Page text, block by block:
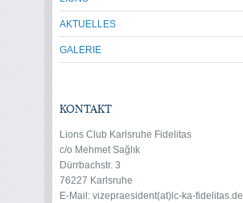
AKTUELLES
GALERIE
KONTAKT
Lions Club Karlsruhe Fidelitas
c/o Mehmet Sağlık
Dürrbachstr. 3
76227 Karlsruhe
E-Mail: vizepraesident(at)lc-ka-fidelitas.de